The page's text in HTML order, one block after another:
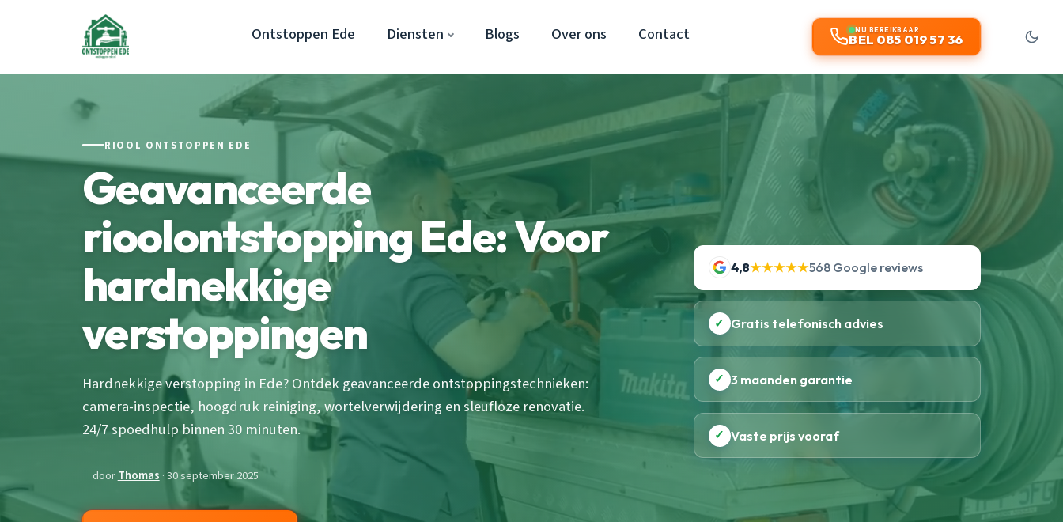
Ontstoppen Ede Diensten Blogs Over ons Contact NU BEREIKBAAR
BEL 085 019 57 36
RIOOL ONTSTOPPEN EDE
Geavanceerde
rioolontstopping Ede: Voor
hardnekkige
verstoppingen
Hardnekkige verstopping in Ede? Ontdek geavanceerde ontstoppingstechnieken:
camera-inspectie, hoogdruk reiniging, wortelverwijdering en sleufloze renovatie.
24/7 spoedhulp binnen 30 minuten.
doorThomas · 30 september 2025
4,8★★★★★568 Google reviews
✓ Gratis telefonisch advies
✓ 3 maanden garantie
✓ Vaste prijs vooraf